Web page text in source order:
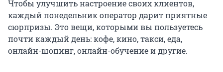
Чтобы улучшить настроение своих клиентов,
каждый понедельник оператор дарит приятные
сюрпризы. Это вещи, которыми вы пользуетесь
почти каждый день: кофе, кино, такси, еда,
oнлайн-шопинг, онлайн-обучение и другие.